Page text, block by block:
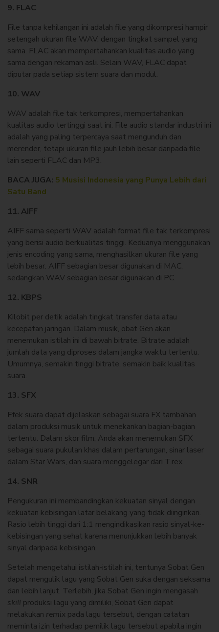
9. FLAC
File tanpa kehilangan ini adalah file yang dikompresi hampir
setengah ukuran file WAV, dengan tingkat sampel yang
sama. FLAC akan mempertahankan kualitas audio yang
sama dengan rekaman asli. Selain WAV, FLAC dapat
diputar pada setiap sistem suara dan modul.
10. WAV
WAV adalah file tak terkompresi, mempertahankan
kualitas audio tertinggi saat ini. File audio standar industri ini
adalah yang paling terpercaya saat mengunduh dan
merender, tetapi ukuran file jauh lebih besar daripada file
lain seperti FLAC dan MP3.
BACA JUGA: 5 Musisi Indonesia yang Punya Lebih dari
Satu Band
11. AIFF
AIFF sama seperti WAV adalah format file tak terkompresi
yang berisi audio berkualitas tinggi. Keduanya menggunakan
jenis encoding yang sama, menghasilkan ukuran file yang
lebih besar. AIFF sebagian besar digunakan di MAC,
sedangkan WAV sebagian besar digunakan di PC.
12. KBPS
Kilobit per detik adalah tingkat transfer data atau
kecepatan jaringan. Dalam musik, obat Gen akan
menemukan istilah ini di bawah bitrate. Bitrate adalah
jumlah data yang diproses dalam jangka waktu tertentu.
Umumnya, semakin tinggi bitrate, semakin baik kualitas
suara.
13. SFX
Efek suara dapat dijelaskan sebagai suara FX tambahan
dalam produksi musik untuk menekankan bagian-bagian
tertentu. Dalam skor film, Anda akan menemukan SFX
sebagai suara pukulan khas dalam pertarungan, sinar laser
dalam Star Wars, dan suara menggelegar dari T.rex.
14. SNR
Pengukuran ini membandingkan kekuatan sinyal dengan
kekuatan kebisingan latar belakang yang tidak diinginkan.
Rasio lebih tinggi dari 1:1 mengindikasikan rasio sinyal-ke-
kebisingan yang sehat karena menunjukkan lebih banyak
sinyal daripada kebisingan.
Setelah mengetahui istilah-istilah ini, tentunya Sobat Gen
dapat mengulik lagu yang Sobat Gen suka dengan seksama
dan lebih lanjut. Terlebih, jika Sobat Gen ingin mengasah
skill produksi lagu yang dimiliki, Sobat Gen dapat
melakukan remix pada lagu tersebut, dengan catatan
meminta izin terhadap pemilik lagu tersebut apabila ingin